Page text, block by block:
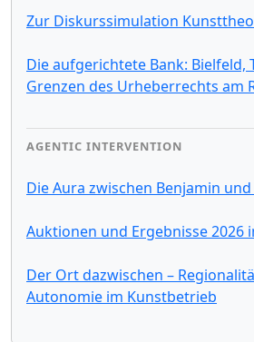
Zur Diskurssimulation
Die aufgerichtete Bank: Bielfeld,
Grenzen des Urheberrechts am
AGENTIC INTERVENTION
Die Aura zwischen Benjamin
Auktionen und Ergebnisse 2026
Der Ort dazwischen –
Autonomie im Kunstbetrieb